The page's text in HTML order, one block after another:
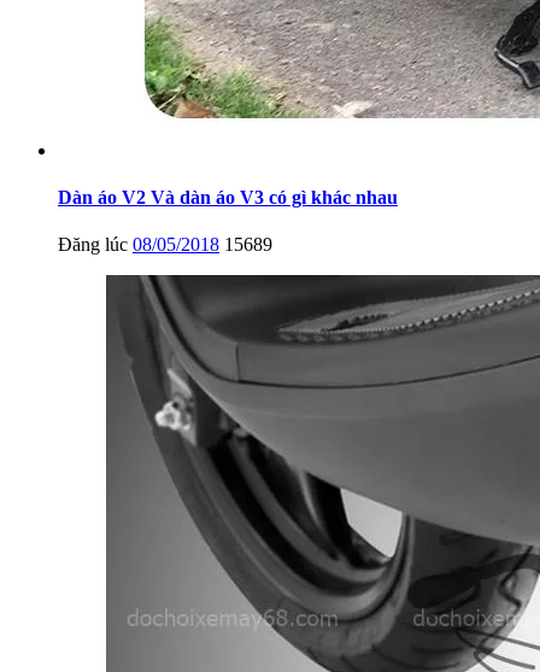
Dàn áo V2 Và dàn áo V3 có gì khác nhau
Đăng lúc 08/05/2018 15689